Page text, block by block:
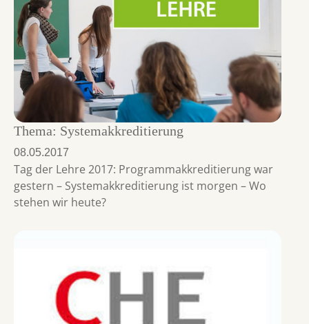
Thema: Systemakkreditierung
08.05.2017
Tag der Lehre 2017: Programmakkreditierung war
gestern – Systemakkreditierung ist morgen – Wo
stehen wir heute?